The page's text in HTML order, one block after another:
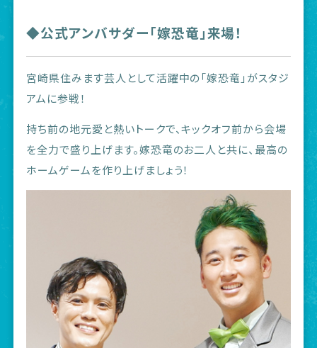
◆公式アンバサダー「嫁恐竜」来場！
宮崎県住みます芸人として活躍中の「嫁恐竜」がスタジ
アムに参戦！
持ち前の地元愛と熱いトークで、キックオフ前から会場
を全力で盛り上げます。嫁恐竜のお二人と共に、最高の
ホームゲームを作り上げましょう！